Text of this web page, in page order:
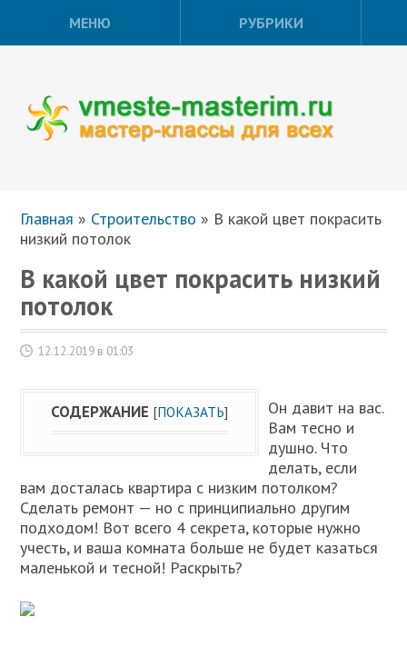
МЕНЮ РУБРИКИ
Главная » Строительство » В какой цвет покрасить
низкий потолок
В какой цвет покрасить низкий
потолок
12.12.2019 в 01:03
СОДЕРЖАНИЕ [ПОКАЗАТЬ]
Он давит на вас.
Вам тесно и
душно. Что
делать, если
вам досталась квартира с низким потолком?
Сделать ремонт — но с принципиально другим
подходом! Вот всего 4 секрета, которые нужно
учесть, и ваша комната больше не будет казаться
маленькой и тесной! Раскрыть?